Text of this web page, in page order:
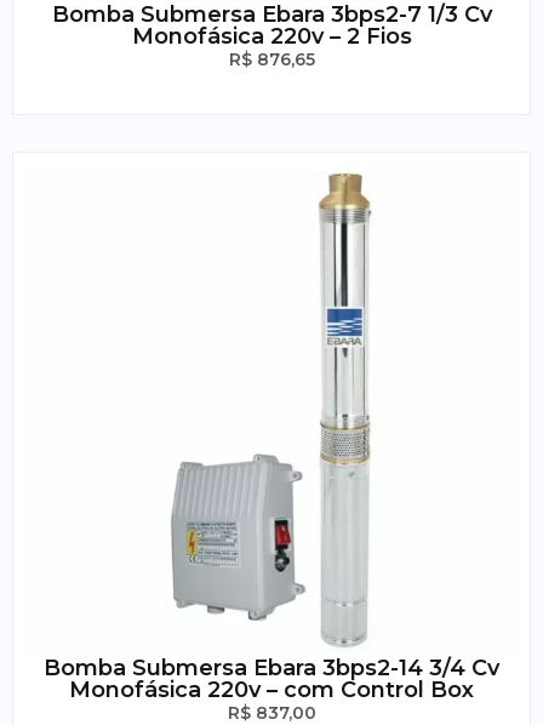
Bomba Submersa Ebara 3bps2-7 1/3 Cv
Monofásica 220v – 2 Fios
R$876,65
Bomba Submersa Ebara 3bps2-14 3/4 Cv
Monofásica 220v – com Control Box
R$837,00